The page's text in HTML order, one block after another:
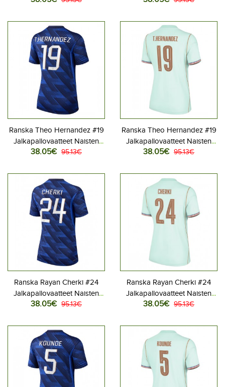
Ranska Theo Hernandez #19
Jalkapallovaatteet Naisten
Kotipaita MM-kisat 2026
38.05€ 95.13€
Ranska Theo Hernandez #19
Jalkapallovaatteet Naisten
Vieraspaita MM-kisat 2026
38.05€ 95.13€
Ranska Rayan Cherki #24
Jalkapallovaatteet Naisten
Kotipaita MM-kisat 2026
38.05€ 95.13€
Ranska Rayan Cherki #24
Jalkapallovaatteet Naisten
Vieraspaita MM-kisat 2026
38.05€ 95.13€